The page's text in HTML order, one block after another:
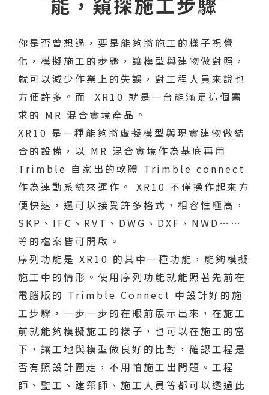
能，窺探施工步驟
你是否曾想過，要是能夠將施工的樣子視覺
化，模擬施工的步驟，讓模型與建物做對照，
就可以減少作業上的失誤，對工程人員來說也
方便許多。而 XR10 就是一台能滿足這個需
求的 MR 混合實境產品。
XR10 是一種能夠將虛擬模型與現實建物做結
合的設備，以 MR 混合實境作為基底再用
Trimble 自家出的軟體 Trimble connect
作為連動系統來運作。 XR10 不僅操作起來方
便快速，還可以接受許多格式，相容性極高，
SKP、IFC、RVT、DWG、DXF、NWD……
等的檔案皆可開啟。
序列功能是 XR10 的其中一種功能，能夠模擬
施工中的情形。使用序列功能就能照著先前在
電腦版的 Trimble Connect 中設計好的施
工步驟，一步一步的在眼前展示出來，在施工
前就能夠模擬施工的樣子，也可以在施工的當
下，讓工地與模型做良好的比對，確認工程是
否有照設計圖走，不用怕施工出問題。工程
師、監工、建築師、施工人員等都可以透過此